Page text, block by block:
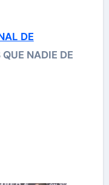
DE
NADIE DE